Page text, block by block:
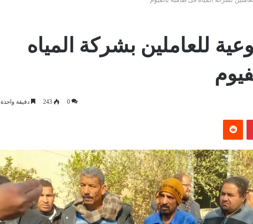
للعاملين بشركة المياه
0
243 دقيقة واحدة
بينتيريست